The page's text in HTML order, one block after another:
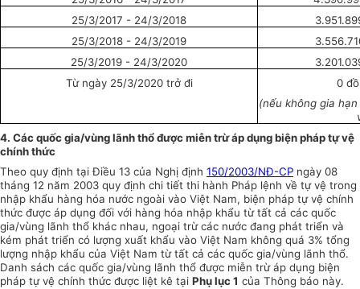
25/3/2017 - 24/3/2018
25/3/2018 - 24/3/2019
25/3/2019 - 24/3/2020
Từ ngày 25/3/2020 trở đi
0
(nếu không gia
4. Các quốc gia/vùng lãnh thổ được miễn trừ áp dụng biện pháp tự vệ
chính thức
Theo quy định tại Điều 13 của Nghị định 150/2003/NĐ-CP ngày 08
tháng 12 năm 2003 quy định chi tiết thi hành Pháp lệnh về tự vệ trong
nhập khẩu hàng hóa nước ngoài vào Việt Nam, biện pháp tự vệ chính
thức được áp dụng đối với hàng hóa nhập khẩu từ tất cả các quốc
gia/vùng lãnh thổ khác nhau, ngoại trừ các nước đang phát triển và
kém phát triển có lượng xuất khẩu vào Việt Nam không quá 3% tổng
lượng nhập khẩu của Việt Nam từ tất cả các quốc gia/vùng lãnh thổ.
Danh sách các quốc gia/vùng lãnh thổ được miễn trừ áp dụng biện
pháp tự vệ chính thức được liệt kê tại Phụlục 1 của Thông báo này.